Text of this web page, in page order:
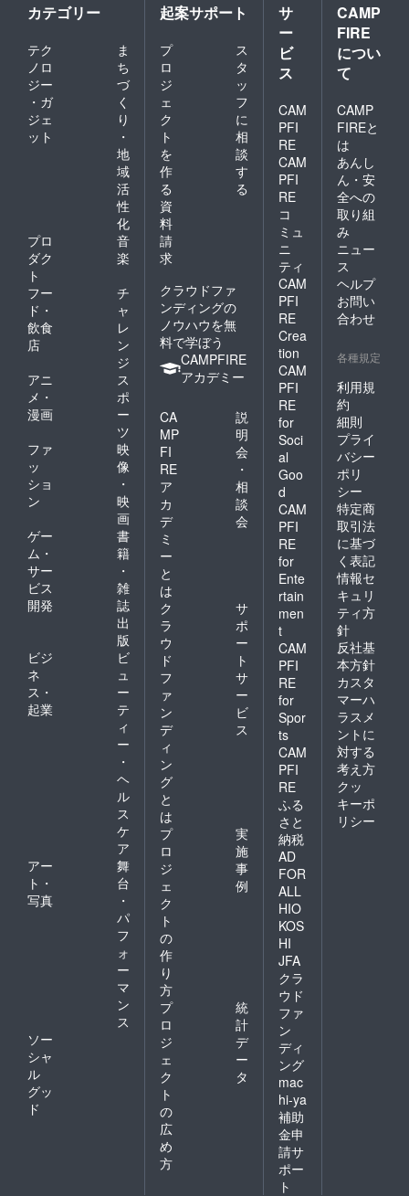
カテゴリー
テク
ノロ
ジー
・ガ
ジェ
ット
ま
ち
づ
く
り
・
地
域
活
性
化
プロ
ダク
ト
音
楽
フー
ド・
飲食
店
チ
ャ
レ
ン
ジ
アニ
メ・
漫画
ス
ポ
ー
ツ
ファ
ッ
ショ
ン
映
像
・
映
画
ゲー
ム・
サー
ビス
開発
書
籍
・
雑
誌
出
版
ビジ
ネ
ス・
起業
ビ
ュ
ー
テ
ィ
ー
・
ヘ
ル
ス
ケ
ア
アー
ト・
写真
舞
台
・
パ
フ
ォ
ー
マ
ン
ス
ソー
シャ
ル
グッ
ド
起案サポート
プ
ロ
ジ
ェ
ク
ト
を
作
る
ス
タ
ッ
フ
に
相
談
す
る
資
料
請
求
クラウドファ
ンディングの
ノウハウを無
料で学ぼう
CAMPFIRE
アカデミー
CA
MP
FI
RE
ア
カ
デ
ミ
ー
と
は
説
明
会
・
相
談
会
ク
ラ
ウ
ド
フ
ァ
ン
デ
ィ
ン
グ
と
は
サ
ポ
ー
ト
サ
ー
ビ
ス
プ
ロ
ジ
ェ
ク
ト
の
作
り
方
実
施
事
例
プ
ロ
ジ
ェ
ク
ト
の
広
め
方
統
計
デ
ー
タ
サ
ー
ビ
ス
CAM
PFI
RE
CAM
PFI
RE
コ
ミュ
ニ
ティ
CAM
PFI
RE
Crea
tion
CAM
PFI
RE
for
Soci
al
Goo
d
CAM
PFI
RE
for
Ente
rtain
men
t
CAM
PFI
RE
for
Spor
ts
CAM
PFI
RE
ふる
さと
納税
AD
FOR
ALL
HIO
KOS
HI
JFA
クラ
ウド
ファ
ン
ディ
ング
mac
hi-ya
補助
金申
請サ
ポー
ト
CAMP
FIRE
につい
て
CAMP
FIREと
は
あんし
ん・安
全への
取り組
み
ニュー
ス
ヘルプ
お問い
合わせ
各種規定
利用規
約
細則
プライ
バシー
ポリ
シー
特定商
取引法
に基づ
く表記
情報セ
キュリ
ティ方
針
反社基
本方針
カスタ
マーハ
ラスメ
ントに
対する
考え方
クッ
キーポ
リシー